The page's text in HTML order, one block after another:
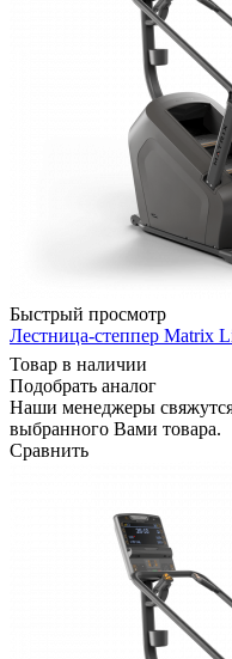
Быстрый просмотр
Лестница-степпер Matrix
Товар в наличии
Подобрать аналог
Наши менеджеры
выбранного Вами товара.
Сравнить